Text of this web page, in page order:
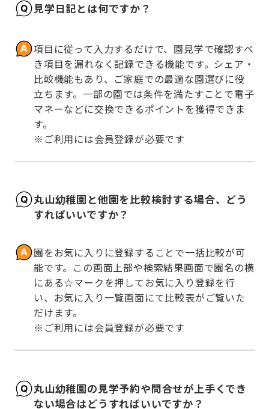
見学日記とは何ですか？
項目に従って入力するだけで、園見学で確認すべ
き項目を漏れなく記録できる機能です。シェア・
比較機能もあり、ご家庭での最適な園選びに役
立ちます。一部の園では条件を満たすことで電子
マネーなどに交換できるポイントを獲得できま
す。
※ご利用には会員登録が必要です
丸山幼稚園と他園を比較検討する場合、どう
すればいいですか？
園をお気に入りに登録することで一括比較が可
能です。この画面上部や検索結果画面で園名の横
にある☆マークを押してお気に入り登録を行
い、お気に入り一覧画面にて比較表がご覧いた
だけます。
※ご利用には会員登録が必要です
丸山幼稚園の見学予約や問合せが上手くでき
ない場合はどうすればいいですか？